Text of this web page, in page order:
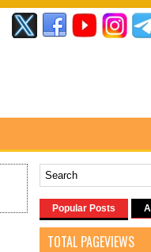
Popular Posts
TOTAL PAGEVIEWS